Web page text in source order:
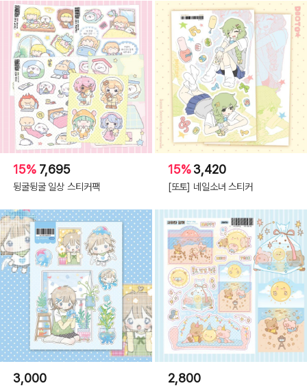
15% 7,695
뒹굴뒹굴 일상 스티커팩
15%3,420
[또토] 네일소녀 스티커
3,000 2,800